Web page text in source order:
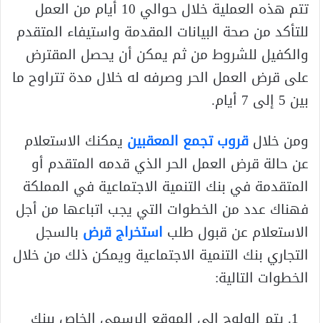
تتم هذه العملية خلال حوالي 10 أيام من العمل
للتأكد من صحة البيانات المقدمة واستيفاء المتقدم
والكفيل للشروط من ثم يمكن أن يحصل المقترض
على قرض العمل الحر وصرفه له خلال مدة تتراوح ما
بين 5 إلى 7 أيام.
ومن خلالقروب تجمع المعقبين يمكنك الاستعلام
عن حالة قرض العمل الحر الذي قدمه المتقدم أو
المتقدمة في بنك التنمية الاجتماعية في المملكة
فهناك عدد من الخطوات التي يجب اتباعها من أجل
الاستعلام عن قبول طلب استخراج قرض بالسجل
التجاري بنك التنمية الاجتماعية ويمكن ذلك من خلال
الخطوات التالية: